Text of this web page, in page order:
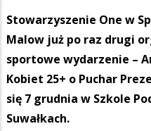
Stowarzyszenie One w
Malow już po raz drugi
sportowe wydarzenie –
Kobiet 25+ o Puchar
się 7 grudnia w Szkole
Suwałkach.